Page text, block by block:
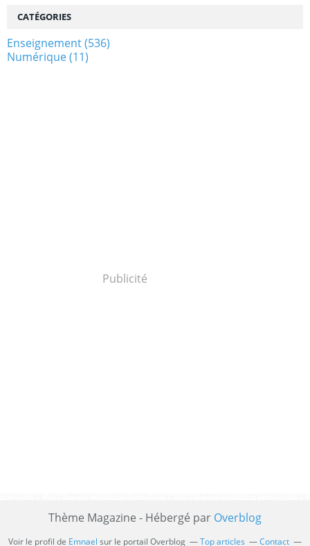
CATÉGORIES
Enseignement(536)
Numérique(11)
Publicité
Thème Magazine - Hébergé par Overblog
Voir le profil de Emnael sur le portail Overblog Top articles Contact